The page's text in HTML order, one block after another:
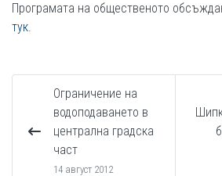
Програмата на общественото
тук.
Ограничение на
водоподаването в
централна градска
част
14 август 2012